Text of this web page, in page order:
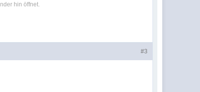
hin öffnet.
#3